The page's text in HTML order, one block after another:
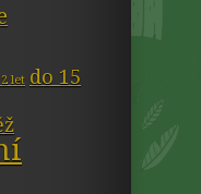
let do 15